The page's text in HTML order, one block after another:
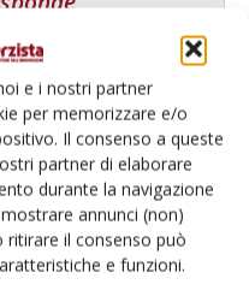
e i nostri partner
per memorizzare e/o
Il consenso a queste
partner di elaborare
durante la navigazione
annunci (non)
ritirare il consenso può
e funzioni.
agli agricoltori